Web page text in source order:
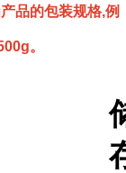
品的包装规格,例
。